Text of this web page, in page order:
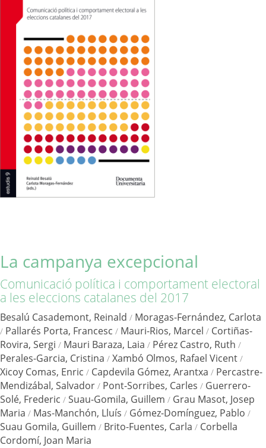
La campanya excepcional
Comunicació política i comportament electoral
a les eleccions catalanes del 2017
Besalú Casademont, Reinald / Moragas-Fernández, Carlota
/ Pallarés Porta, Francesc / Mauri-Rios, Marcel / Cortiñas-
Rovira, Sergi / Mauri Baraza, Laia / Pérez Castro, Ruth /
Perales-Garcia, Cristina / Xambó Olmos, Rafael Vicent /
Xicoy Comas, Enric / Capdevila Gómez, Arantxa / Percastre-
Mendizábal, Salvador / Pont-Sorribes, Carles / Guerrero-
Solé, Frederic / Suau-Gomila, Guillem / Grau Masot, Josep
Maria / Mas-Manchón, Lluís / Gómez-Domínguez, Pablo /
Suau Gomila, Guillem / Brito-Fuentes, Carla / Corbella
Cordomí, Joan Maria